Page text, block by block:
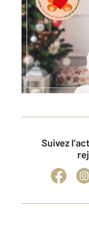
Suivez l’actualité immobilière et